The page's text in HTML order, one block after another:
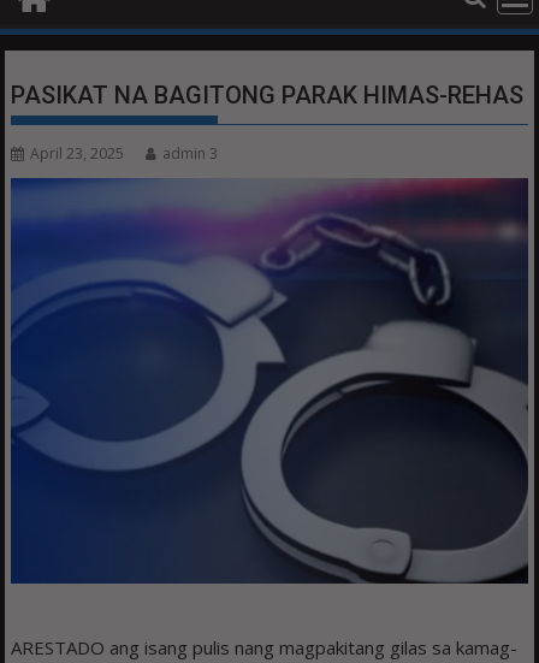
PASIKAT NA BAGITONG PARAK HIMAS-REHAS
April 23, 2025 admin 3
ARESTADO ang isang pulis nang magpakitang gilas sa kamag-